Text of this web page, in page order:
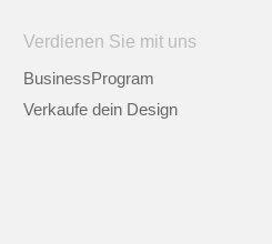
Verdienen Sie mit uns
BusinessProgram
Verkaufe dein Design